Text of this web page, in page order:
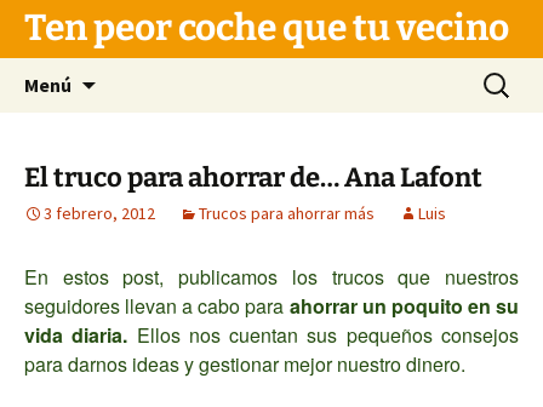
Saltar
contenido
Ten peor coche que tu vecino
Menú Buscar:
El truco para ahorrar de… Ana Lafont
3 febrero, 2012 Trucos para ahorrar más Luis
En estos post, publicamos los trucos que nuestros
seguidores llevan a cabo para ahorrar un poquito en su
vida diaria. Ellos nos cuentan sus pequeños consejos
para darnos ideas y gestionar mejor nuestro dinero.